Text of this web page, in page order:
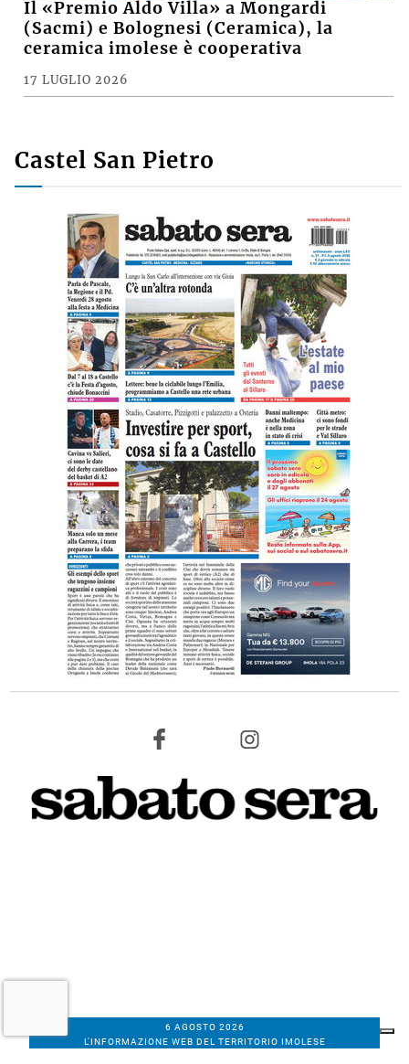
5 LUGLIO 2026
Il «Premio Aldo Villa» a Mongardi
(Sacmi) e Bolognesi (Ceramica), la
ceramica imolese è cooperativa
17 LUGLIO 2026
Castel San Pietro